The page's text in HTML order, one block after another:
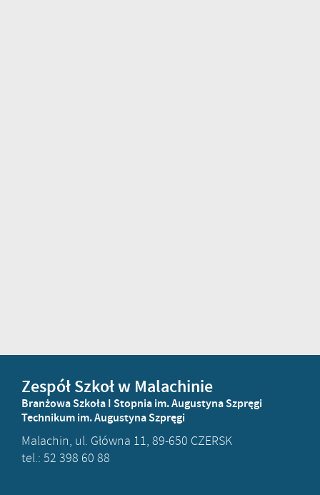
Zespół Szkoł w Malachinie
Branżowa Szkoła I Stopnia im. Augustyna Szpręgi
Technikum im. Augustyna Szpręgi
Malachin, ul. Główna 11, 89-650 CZERSK
tel.: 52 398 60 88